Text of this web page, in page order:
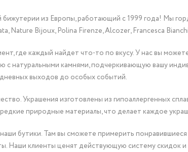
из Европы, работающий с 1999 года! Мы
Nature Bijoux, Polina Firenze, Alcozer, Francesca
где каждый найдет что-то по вкусу. У нас вы
натуральными камнями, подчеркивающую вашу
выходов до особых событий.
Украшения изготовлены из гипоаллергенных
природные материалы, что делает каждое
бутики. Там вы сможете примерить
Наши клиенты ценят действующую систему скидок